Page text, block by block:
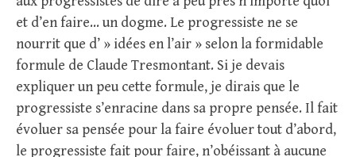
et d’en faire… un dogme. Le progressiste ne se
nourrit que d’ » idées en l’air » selon la formidable
formule de Claude Tresmontant. Si je devais
expliquer un peu cette formule, je dirais que le
progressiste s’enracine dans sa propre pensée. Il fait
évoluer sa pensée pour la faire évoluer tout d’abord,
le progressiste fait pour faire, n’obéissant à aucune